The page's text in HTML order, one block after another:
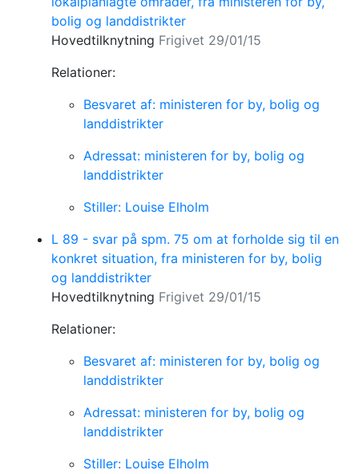
bolig og landdistrikter
Hovedtilknytning Frigivet 29/01/15
Relationer:
Besvaret af: ministeren for by, bolig og
landdistrikter
Adressat: ministeren for by, bolig og
landdistrikter
Stiller: Louise Elholm
L 89 - svar på spm. 75 om at forholde sig til en
konkret situation, fra ministeren for by, bolig
og landdistrikter
Hovedtilknytning Frigivet 29/01/15
Relationer:
Besvaret af: ministeren for by, bolig og
landdistrikter
Adressat: ministeren for by, bolig og
landdistrikter
Stiller: Louise Elholm